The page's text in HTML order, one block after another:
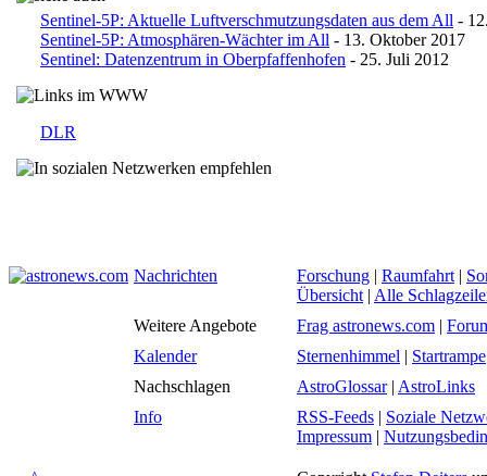
Sentinel-5P: Aktuelle Luftverschmutzungsdaten aus dem All -
Sentinel-5P: Atmosphären-Wächter im All - 13. Oktober 2017
Sentinel: Datenzentrum in Oberpfaffenhofen - 25. Juli 2012
DLR
Nachrichten Forschung | Raumfahrt |
Übersicht | Alle
Weitere Angebote
Frag astronews.com |
Kalender
Sternenhimmel | Startrampe
Nachschlagen
AstroGlossar| AstroLinks
Info
RSS-Feeds | Soziale
Impressum |